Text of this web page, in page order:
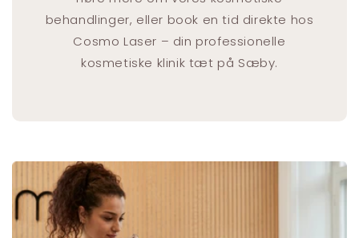
behandlinger, eller book en tid direkte hos
Cosmo Laser – din professionelle
kosmetiske klinik tæt på Sæby.